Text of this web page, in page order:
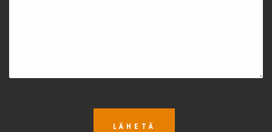
LÄHETÄ